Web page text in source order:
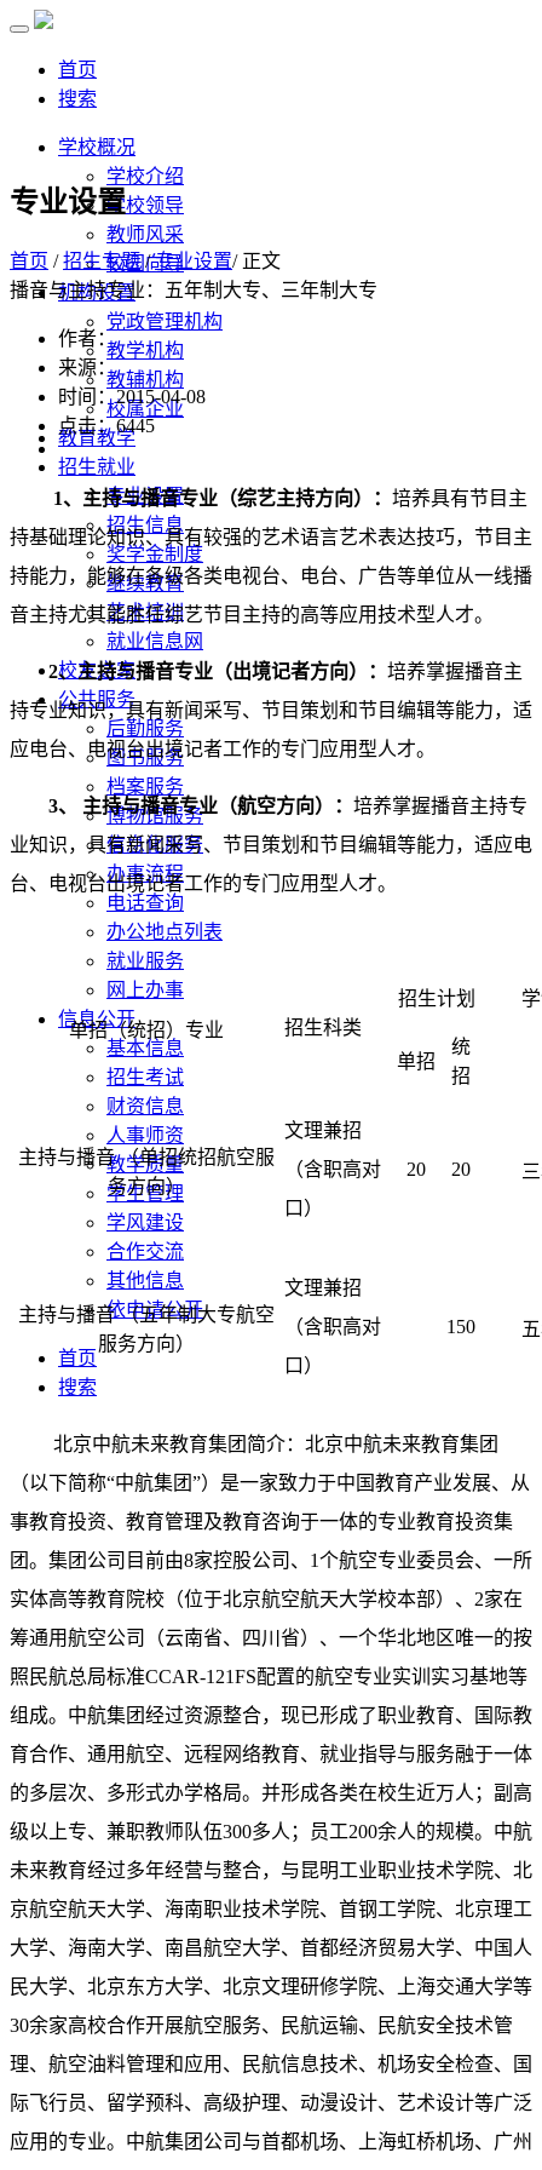
首页
搜索
学校概况
学校介绍
学校领导
教师风采
校园向导
机构设置
党政管理机构
教学机构
教辅机构
校属企业
教育教学
招生就业
专业设置
招生信息
奖学金制度
继续教育
艺术培训
就业信息网
校友之家
公共服务
后勤服务
图书服务
档案服务
博物馆服务
信息化服务
办事流程
电话查询
办公地点列表
就业服务
网上办事
信息公开
基本信息
招生考试
财资信息
人事师资
教学质量
学生管理
学风建设
合作交流
其他信息
依申请公开
首页
搜索
专业设置
首页 /招生专题/专业设置/ 正文
播音与主持专业：五年制大专、三年制大专
作者：
来源：
时间：2015-04-08
点击： 6445
1、主持与播音专业（综艺主持方向）： 培养具有节目主
持基础理论知识、具有较强的艺术语言艺术表达技巧，节目主
持能力，能够在各级各类电视台、电台、广告等单位从一线播
音主持尤其能胜任综艺节目主持的高等应用技术型人才。
2、主持与播音专业（出境记者方向）： 培养掌握播音主
持专业知识，具有新闻采写、节目策划和节目编辑等能力，适
应电台、电视台出境记者工作的专门应用型人才。
3、 主持与播音专业（航空方向）： 培养掌握播音主持专
业知识，具有新闻采写、节目策划和节目编辑等能力，适应电
台、电视台出境记者工作的专门应用型人才。
单招（统招）专业 招生科类
招生计划
单招
统
招
主持与播音 （单招统招航空服
务方向）
文理兼招
（含职高对
口）
20 20
主持与播音 （五年制大专航空
服务方向）
文理兼招
（含职高对
口）
150
北京中航未来教育集团简介：北京中航未来教育集团
（以下简称“中航集团”）是一家致力于中国教育产业发展、从
事教育投资、教育管理及教育咨询于一体的专业教育投资集
团。集团公司目前由8家控股公司、1个航空专业委员会、一所
实体高等教育院校（位于北京航空航天大学校本部）、2家在
筹通用航空公司（云南省、四川省）、一个华北地区唯一的按
照民航总局标准CCAR-121FS配置的航空专业实训实习基地等
组成。中航集团经过资源整合，现已形成了职业教育、国际教
育合作、通用航空、远程网络教育、就业指导与服务融于一体
的多层次、多形式办学格局。并形成各类在校生近万人；副高
级以上专、兼职教师队伍300多人；员工200余人的规模。中航
未来教育经过多年经营与整合，与昆明工业职业技术学院、北
京航空航天大学、海南职业技术学院、首钢工学院、北京理工
大学、海南大学、南昌航空大学、首都经济贸易大学、中国人
民大学、北京东方大学、北京文理研修学院、上海交通大学等
30余家高校合作开展航空服务、民航运输、民航安全技术管
理、航空油料管理和应用、民航信息技术、机场安全检查、国
际飞行员、留学预科、高级护理、动漫设计、艺术设计等广泛
应用的专业。中航集团公司与首都机场、上海虹桥机场、广州